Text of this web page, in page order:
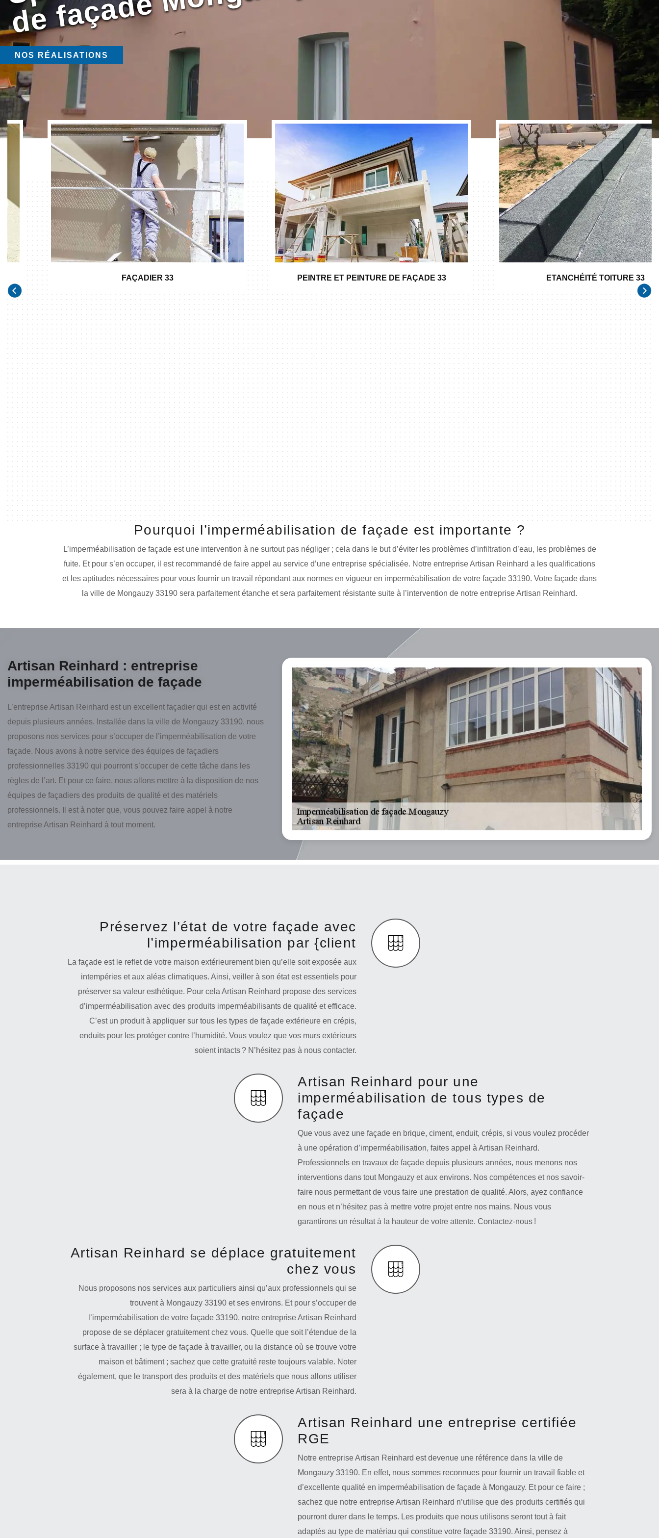
NOS RÉALISATIONS
FAÇADIER 33 PEINTRE ET PEINTURE DE FAÇADE 33 ETANCHÉITÉ TOITURE 33
Pourquoi l’imperméabilisation de façade est importante ?
L’imperméabilisation de façade est une intervention à ne surtout pas négliger ; cela dans le but d’éviter les problèmes d’infiltration d’eau, les problèmes de
fuite. Et pour s’en occuper, il est recommandé de faire appel au service d’une entreprise spécialisée. Notre entreprise Artisan Reinhard a les qualifications
et les aptitudes nécessaires pour vous fournir un travail répondant aux normes en vigueur en imperméabilisation de votre façade 33190. Votre façade dans
la ville de Mongauzy 33190 sera parfaitement étanche et sera parfaitement résistante suite à l’intervention de notre entreprise Artisan Reinhard.
Artisan Reinhard : entreprise
imperméabilisation de façade
L’entreprise Artisan Reinhard est un excellent façadier qui est en activité
depuis plusieurs années. Installée dans la ville de Mongauzy 33190, nous
proposons nos services pour s’occuper de l’imperméabilisation de votre
façade. Nous avons à notre service des équipes de façadiers
professionnelles 33190 qui pourront s’occuper de cette tâche dans les
règles de l’art. Et pour ce faire, nous allons mettre à la disposition de nos
équipes de façadiers des produits de qualité et des matériels
professionnels. Il est à noter que, vous pouvez faire appel à notre
entreprise Artisan Reinhard à tout moment.
Préservez l’état de votre façade avec
l’imperméabilisation par {client
La façade est le reflet de votre maison extérieurement bien qu’elle soit exposée aux
intempéries et aux aléas climatiques. Ainsi, veiller à son état est essentiels pour
préserver sa valeur esthétique. Pour cela Artisan Reinhard propose des services
d’imperméabilisation avec des produits imperméabilisants de qualité et efficace.
C’est un produit à appliquer sur tous les types de façade extérieure en crépis,
enduits pour les protéger contre l’humidité. Vous voulez que vos murs extérieurs
soient intacts ? N’hésitez pas à nous contacter.
Artisan Reinhard pour une
imperméabilisation de tous types de
façade
Que vous avez une façade en brique, ciment, enduit, crépis, si vous voulez procéder
à une opération d’imperméabilisation, faites appel à Artisan Reinhard.
Professionnels en travaux de façade depuis plusieurs années, nous menons nos
interventions dans tout Mongauzy et aux environs. Nos compétences et nos savoir-
faire nous permettant de vous faire une prestation de qualité. Alors, ayez confiance
en nous et n’hésitez pas à mettre votre projet entre nos mains. Nous vous
garantirons un résultat à la hauteur de votre attente. Contactez-nous !
Artisan Reinhard se déplace gratuitement
chez vous
Nous proposons nos services aux particuliers ainsi qu’aux professionnels qui se
trouvent à Mongauzy 33190 et ses environs. Et pour s’occuper de
l’imperméabilisation de votre façade 33190, notre entreprise Artisan Reinhard
propose de se déplacer gratuitement chez vous. Quelle que soit l’étendue de la
surface à travailler ; le type de façade à travailler, ou la distance où se trouve votre
maison et bâtiment ; sachez que cette gratuité reste toujours valable. Noter
également, que le transport des produits et des matériels que nous allons utiliser
sera à la charge de notre entreprise Artisan Reinhard.
Artisan Reinhard une entreprise certifiée
RGE
Notre entreprise Artisan Reinhard est devenue une référence dans la ville de
Mongauzy 33190. En effet, nous sommes reconnues pour fournir un travail fiable et
d’excellente qualité en imperméabilisation de façade à Mongauzy. Et pour ce faire ;
sachez que notre entreprise Artisan Reinhard n’utilise que des produits certifiés qui
pourront durer dans le temps. Les produits que nous utilisons seront tout à fait
adaptés au type de matériau qui constitue votre façade 33190. Ainsi, pensez à